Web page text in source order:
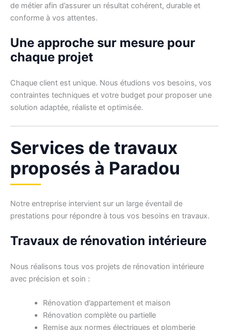
de métier afin d’assurer un résultat cohérent, durable et
conforme à vos attentes.
Une approche sur mesure pour
chaque projet
Chaque client est unique. Nous étudions vos besoins, vos
contraintes techniques et votre budget pour proposer une
solution adaptée, réaliste et optimisée.
Services de travaux
proposés à Paradou
Notre entreprise intervient sur un large éventail de
prestations pour répondre à tous vos besoins en travaux.
Travaux de rénovation intérieure
Nous réalisons tous vos projets de rénovation intérieure
avec précision et soin :
Rénovation d’appartement et maison
Rénovation complète ou partielle
Remise aux normes électriques et plomberie